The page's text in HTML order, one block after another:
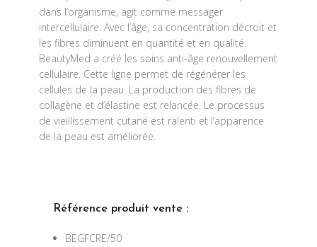
dans l’organisme, agit comme messager
intercellulaire. Avec l’âge, sa concentration décroit et
les fibres diminuent en quantité et en qualité.
BeautyMed a créé les soins anti-âge renouvellement
cellulaire. Cette ligne permet de régénérer les
cellules de la peau. La production des fibres de
collagène et d’élastine est relancée. Le processus
de vieillissement cutané est ralenti et l’apparence
de la peau est améliorée.
Référence produit vente :
BEGFCRE/50